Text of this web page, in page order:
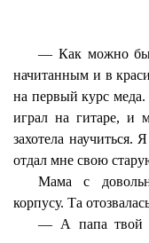
— Как можно
начитанным и в
на первый курс
играл на гитаре, и
захотела научиться.
отдал мне свою
Мама с
корпусу. Та
— А папа твой